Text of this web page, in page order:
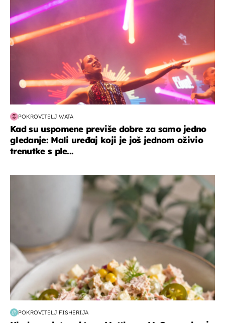
POKROVITELJ WATA
Kad su uspomene previše dobre za samo jedno
gledanje: Mali uređaj koji je još jednom oživio
trenutke s ple...
POKROVITELJ FISHERIJA